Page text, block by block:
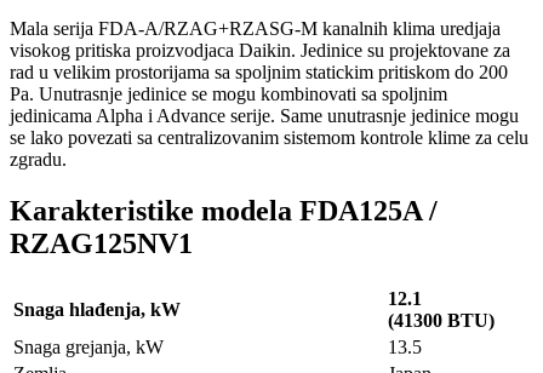
Mala serija FDA-A/RZAG+RZASG-M kanalnih klima uredjaja
visokog pritiska proizvodjaca Daikin. Jedinice su projektovane za
rad u velikim prostorijama sa spoljnim statickim pritiskom do 200
Pa. Unutrasnje jedinice se mogu kombinovati sa spoljnim
jedinicama Alpha i Advance serije. Same unutrasnje jedinice mogu
se lako povezati sa centralizovanim sistemom kontrole klime za celu
zgradu.
Karakteristike modela FDA125A /
RZAG125NV1
Snaga hlađenja, kW
12.1
(41300 BTU)
Snaga grejanja, kW
13.5